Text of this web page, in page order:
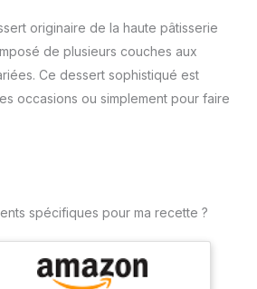
originaire de la haute pâtisserie
de plusieurs couches aux
Ce dessert sophistiqué est
occasions ou simplement pour faire
spécifiques pour ma recette ?